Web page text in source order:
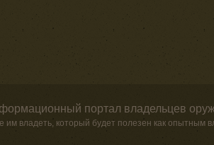
портал владельцев
им владеть, который будет полезен как опытным